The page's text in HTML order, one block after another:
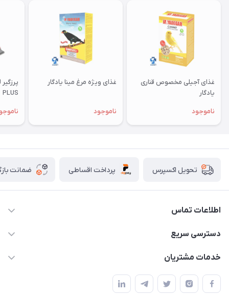
غذای آجیلی مخصوص قناری
یادگار
ناموجود
غذای ویژه مرغ مینا یادگار
ناموجود
PLUS
تحویل اکسپرس پرداخت اقساطی ضمانت
اطلاعات تماس
07154503736-09120986090
دسترسی سریع
حساب کاربری
درباره ما
خدمات مشتریان
قوانین و مقررات